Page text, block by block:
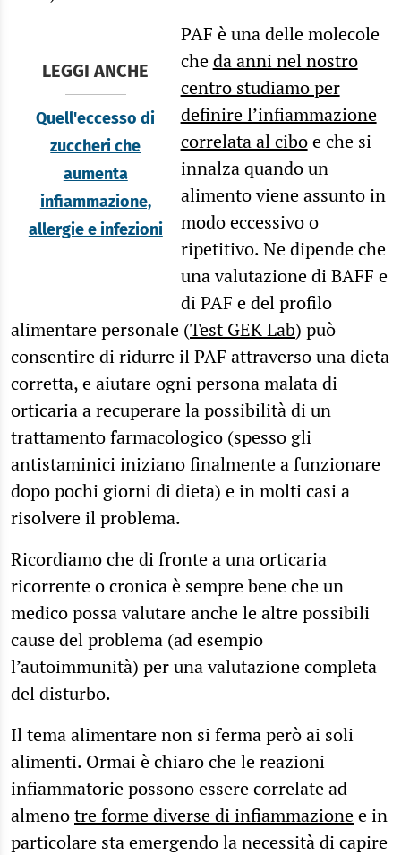
LEGGI ANCHE
Quell'eccesso di
zuccheri che
aumenta
infiammazione,
allergie e infezioni
PAF è una delle molecole
cheda anni nel nostro
centro studiamo per
definire l’infiammazione
correlata al ciboe che si
innalza quando un
alimento viene assunto in
modo eccessivo o
ripetitivo. Ne dipende che
una valutazione di BAFF e
di PAF e del profilo
alimentare personale (Test GEK Lab) può
consentire di ridurre il PAF attraverso una dieta
corretta, e aiutare ogni persona malata di
orticaria a recuperare la possibilità di un
trattamento farmacologico (spesso gli
antistaminici iniziano finalmente a funzionare
dopo pochi giorni di dieta) e in molti casi a
risolvere il problema.
Ricordiamo che di fronte a una orticaria
ricorrente o cronica è sempre bene che un
medico possa valutare anche le altre possibili
cause del problema (ad esempio
l’autoimmunità) per una valutazione completa
del disturbo.
Il tema alimentare non si ferma però ai soli
alimenti. Ormai è chiaro che le reazioni
infiammatorie possono essere correlate ad
almenotre forme diverse di infiammazionee in
particolare sta emergendo la necessità di capire